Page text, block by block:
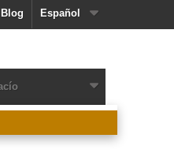
Español
Blog